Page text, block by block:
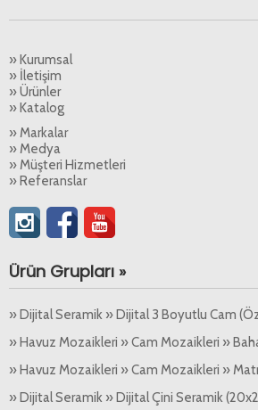
» Kurumsal
» İletişim
» Ürünler
» Katalog
» Markalar
» Medya
» Müşteri Hizmetleri
» Referanslar
Ürün Grupları »
» Dijital Seramik » Dijital 3 Boyutlu Cam
» Havuz Mozaikleri » Cam Mozaikleri »
» Havuz Mozaikleri » Cam Mozaikleri »
» Dijital Seramik » Dijital Çini Seramik